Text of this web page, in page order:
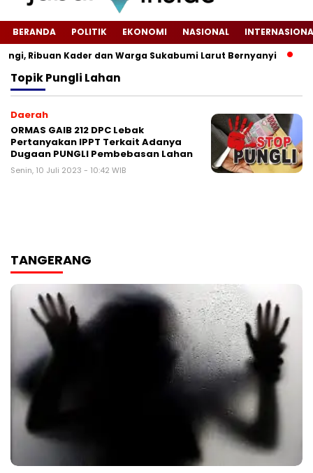
BERANDA POLITIK EKONOMI NASIONAL
Ribuan Kader dan Warga Sukabumi Larut Bernyanyi
TopikPungli Lahan
Daerah
ORMAS GAIB 212 DPC Lebak
Pertanyakan IPPT Terkait Adanya
Dugaan PUNGLI Pembebasan Lahan
Senin, 10 Juli 2023 - 10:42 WIB
TANGERANG